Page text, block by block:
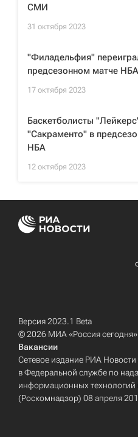
СМИ
31 октября 2023
"Филадельфия"
предсезонном матче НБА
17 октября 2023
Баскетболисты
"Сакраменто" в
НБА
12 октября 2023
Версия 2023.1 Beta
© 2026 МИА «Россия сегодня»
Вакансии
Сетевое издание РИА Новости
в Федеральной службе по
информационных
(Роскомнадзор) 08 апреля